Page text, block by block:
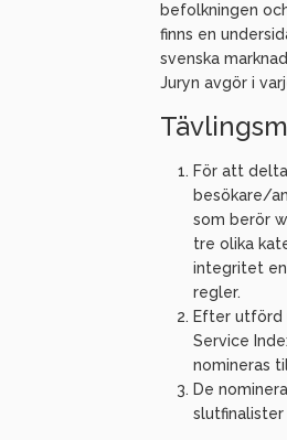
befolkningen
finns en
svenska
Juryn avgör i
För att
besökare/
som berör
tre olika
integritet
regler.
Efter utförd
Service
nomineras
De